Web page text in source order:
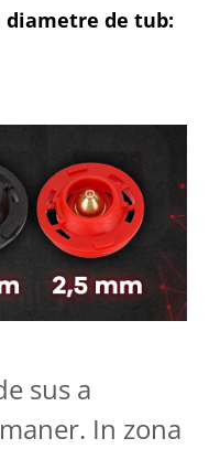
diametre de tub:
sus a
In zona